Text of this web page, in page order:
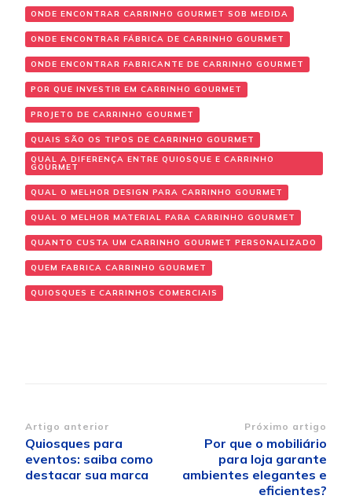
ONDE ENCONTRAR CARRINHO GOURMET SOB MEDIDA
ONDE ENCONTRAR FÁBRICA DE CARRINHO GOURMET
ONDE ENCONTRAR FABRICANTE DE CARRINHO GOURMET
POR QUE INVESTIR EM CARRINHO GOURMET
PROJETO DE CARRINHO GOURMET
QUAIS SÃO OS TIPOS DE CARRINHO GOURMET
QUAL A DIFERENÇA ENTRE QUIOSQUE E CARRINHO
GOURMET
QUAL O MELHOR DESIGN PARA CARRINHO GOURMET
QUAL O MELHOR MATERIAL PARA CARRINHO GOURMET
QUANTO CUSTA UM CARRINHO GOURMET PERSONALIZADO
QUEM FABRICA CARRINHO GOURMET
QUIOSQUES E CARRINHOS COMERCIAIS
Navegação
de
post
Artigo anterior
Quiosques para
eventos: saiba como
destacar sua marca
Próximo artigo
Por que o mobiliário
para loja garante
ambientes elegantes e
eficientes?